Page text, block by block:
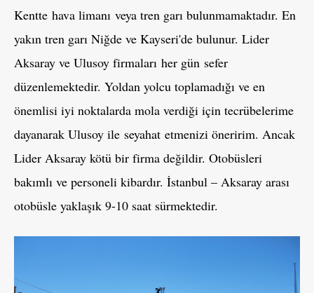
Kentte hava limanı veya tren garı bulunmamaktadır. En
yakın tren garı Niğde ve Kayseri'de bulunur. Lider
Aksaray ve Ulusoy firmaları her gün sefer
düzenlemektedir. Yoldan yolcu toplamadığı ve en
önemlisi iyi noktalarda mola verdiği için tecrübelerime
dayanarak Ulusoy ile seyahat etmenizi öneririm. Ancak
Lider Aksaray kötü bir firma değildir. Otobüsleri
bakımlı ve personeli kibardır. İstanbul – Aksaray arası
otobüsle yaklaşık 9-10 saat sürmektedir.